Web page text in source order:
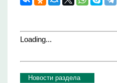
Loading...
Новости раздела